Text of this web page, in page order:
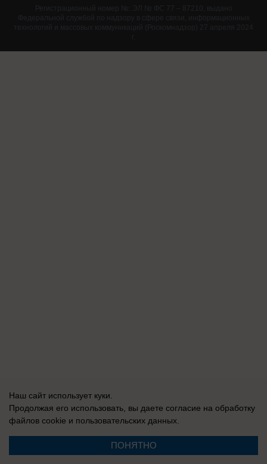
Регистрационный номер №: ЭЛ № ФС 77 – 87210, выдано
Федеральной службой по надзору в сфере связи, информационных
технологий и массовых коммуникаций (Роскомнадзор) 27 апреля 2024
Наш сайт использует куки.
Продолжая его использовать, вы даете согласие на обработку
файлов cookie и пользовательских данных.
ПОНЯТНО